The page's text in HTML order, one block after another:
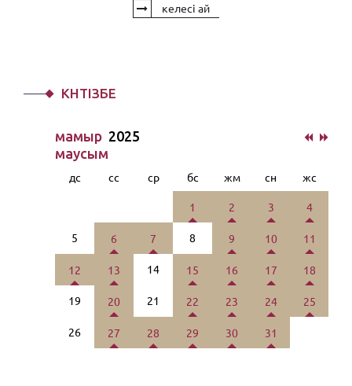
келесі ай
КҮНТІЗБЕ
мамыр 2025
маусым
дс сс ср бс жм сн жс
1 2 3 4
5 6 7 8 9 10 11
12 13 14 15 16 17 18
19 20 21 22 23 24 25
26 27 28 29 30 31